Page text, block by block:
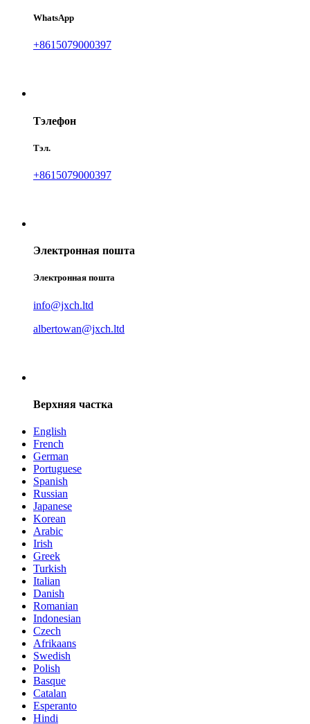
WhatsApp
+8615079000397
Тэлефон
Тэл.
+8615079000397
Электронная пошта
Электронная пошта
info@jxch.ltd
albertowan@jxch.ltd
Верхняя частка
English
French
German
Portuguese
Spanish
Russian
Japanese
Korean
Arabic
Irish
Greek
Turkish
Italian
Danish
Romanian
Indonesian
Czech
Afrikaans
Swedish
Polish
Basque
Catalan
Esperanto
Hindi